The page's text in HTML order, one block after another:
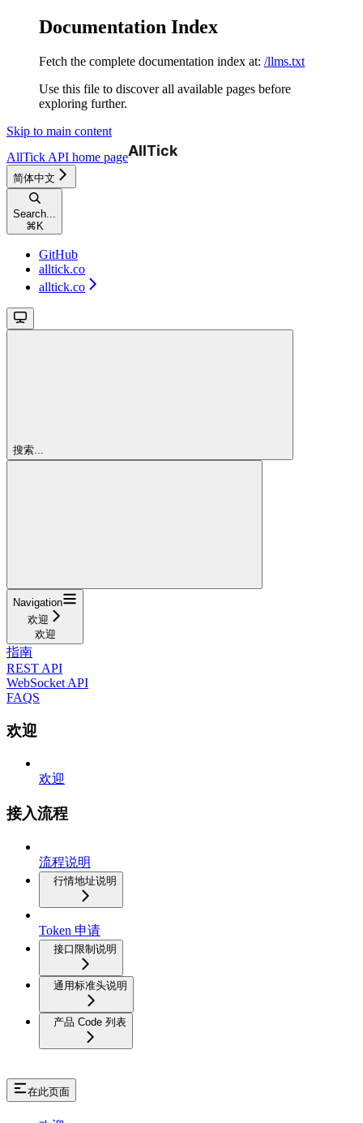
Documentation Index
Fetch the complete documentation index at: /llms.txt
Use this file to discover all available pages before
exploring further.
Skip to main content
AllTick API home page
简体中文
Search...
⌘ K
GitHub
alltick.co
alltick.co
搜索...
Navigation
欢迎
欢迎
指南
REST API
WebSocket API
FAQS
欢迎
欢迎
接入流程
流程说明
行情地址说明
Token 申请
接口限制说明
通用标准头说明
产品 Code 列表
在此页面